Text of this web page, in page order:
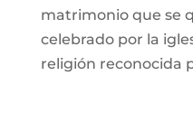
matrimonio que se
celebrado por la
religión reconocida